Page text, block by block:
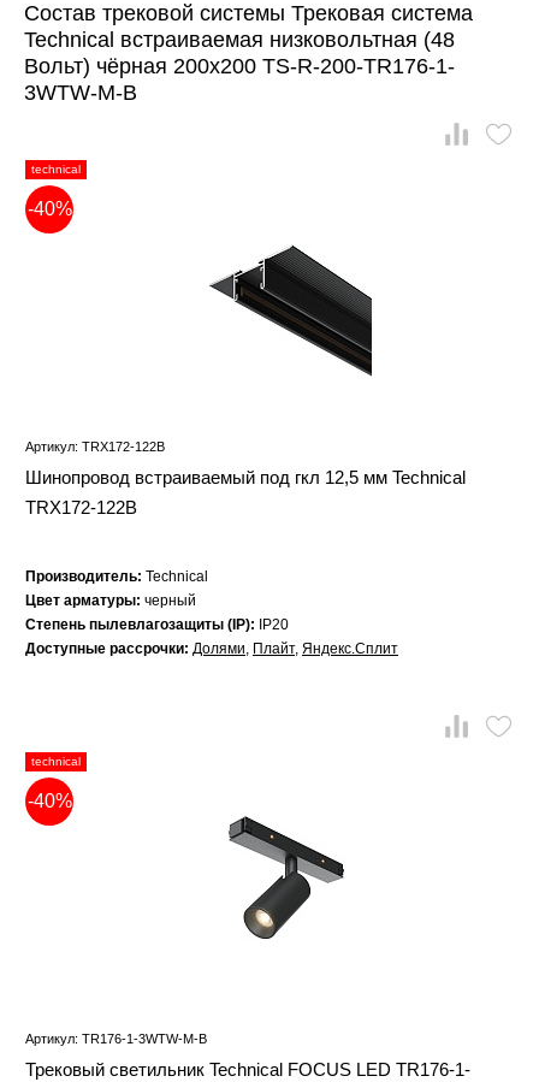
Состав трековой системы Трековая система
Technical встраиваемая низковольтная (48
Вольт) чёрная 200x200 TS-R-200-TR176-1-
3WTW-M-B
technical
-40%
Артикул: TRX172-122B
Шинопровод встраиваемый под гкл 12,5 мм Technical
TRX172-122B
Производитель: Technical
Цвет арматуры: черный
Степень пылевлагозащиты (IP):
IP20
Доступные рассрочки: Долями, Плайт, Яндекс.Сплит
technical
-40%
Артикул: TR176-1-3WTW-M-B
Трековый светильник Technical FOCUS LED TR176-1-